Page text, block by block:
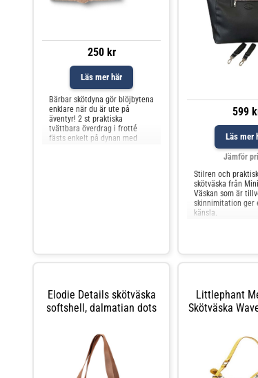
250 kr
Läs mer här
Bärbar skötdyna gör blöjbytena
enklare när du är ute på
äventyr! 2 st praktiska
tvättbara överdrag i frotté
fästs enkelt på dynan med
599
Läs mer
Jämför
Stilren och praktisk
skötväska från
Väskan som är
skinnimitation ger
känsla.
Elodie Details skötväska
softshell, dalmatian dots
Littlephant
Skötväska